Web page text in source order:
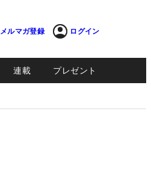
メルマガ登録 ログイン
連載 プレゼント